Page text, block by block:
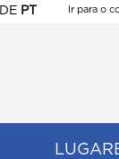
DE PT
Ir para o